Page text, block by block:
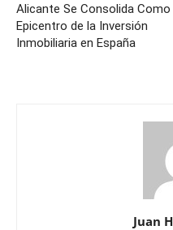
Alicante Se Consolida Como
Epicentro de la Inversión
Inmobiliaria en España
Juan